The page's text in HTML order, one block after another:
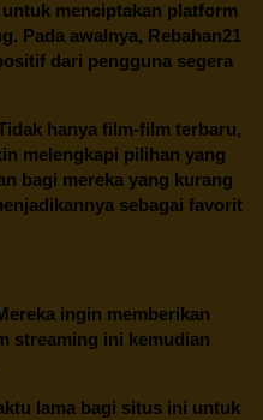
menciptakan platform
Pada awalnya, Rebahan21
dari pengguna segera
hanya film-film terbaru,
melengkapi pilihan yang
bagi mereka yang kurang
sebagai favorit
ingin memberikan
streaming ini kemudian
lama bagi situs ini untuk